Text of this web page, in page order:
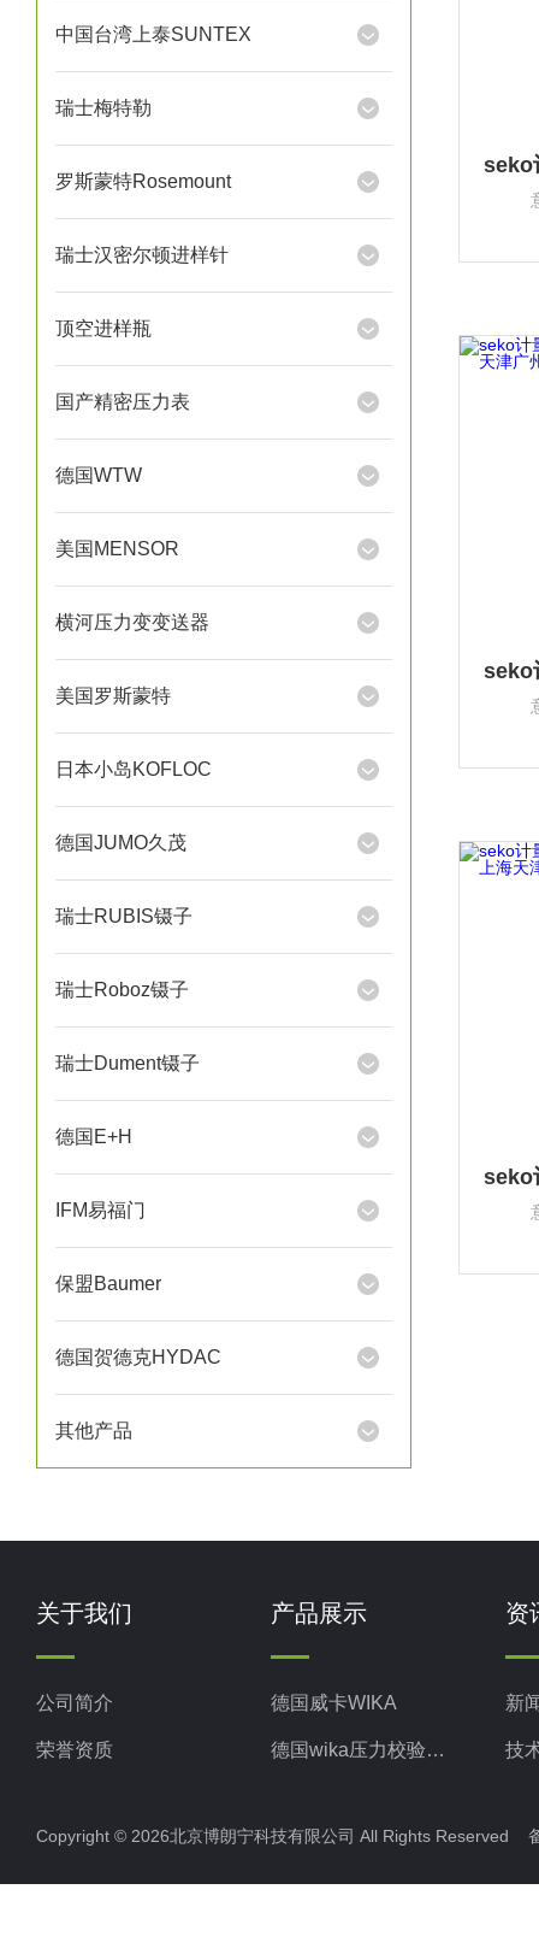
中国台湾上泰SUNTEX
瑞士梅特勒
罗斯蒙特Rosemount
瑞士汉密尔顿进样针
顶空进样瓶
国产精密压力表
德国WTW
美国MENSOR
横河压力变变送器
美国罗斯蒙特
日本小岛KOFLOC
德国JUMO久茂
瑞士RUBIS镊子
瑞士Roboz镊子
瑞士Dument镊子
德国E+H
IFM易福门
保盟Baumer
德国贺德克HYDAC
其他产品
关于我们
公司简介
荣誉资质
产品展示
德国威卡WIKA
德国wika压力校验系统
美国固瑞克GRACO
意大利ELETTROTEC压力开关
资
新
技
Copyright © 2026北京博朗宁科技有限公司 All Rights Reserved